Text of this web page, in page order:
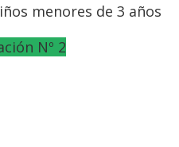
menores de 3 años
Nº 2